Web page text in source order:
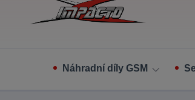
Náhradní díly GSM